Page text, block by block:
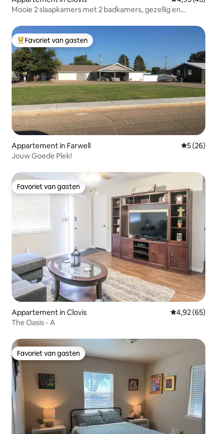
Mooie 2 slaapkamers met 2 badkamers, gezellig en
Topfavoriet van gasten
Favoriet van gasten
Appartement in Farwell
5 (26)
Jouw Goede Plek!
Favoriet van gasten
Favoriet van gasten
Appartement in Clovis Gemiddelde
4,92 (65)
The Oasis - A
Favoriet van gasten
Favoriet van gasten